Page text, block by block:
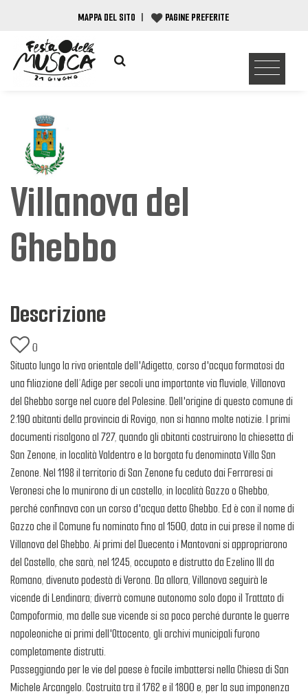
MAPPA DEL SITO | PAGINE PREFERITE
Villanova del
Ghebbo
Descrizione
0
Situato lungo la riva orientale dell'Adigetto, corso d'acqua formatosi da
una filiazione dell’Adige per secoli una importante via fluviale, Villanova
del Ghebbo sorge nel cuore del Polesine. Dell'origine di questo comune di
2.190 abitanti della provincia di Rovigo, non si hanno molte notizie. I primi
documenti risalgono al 727, quando gli abitanti costruirono la chiesetta di
San Zenone, in località Valdentro e la borgata fu denominata Villa San
Zenone. Nel 1198 il territorio di San Zenone fu ceduto dai Ferraresi ai
Veronesi che lo munirono di un castello, in località Gazzo o Ghebbo,
perché confinava con un corso d'acqua detto Ghebbo. Ed è con il nome di
Gazzo che il Comune fu nominato fino al 1500, data in cui prese il nome di
Villanova del Ghebbo. Ai primi del Duecento i Mantovani si appropriarono
del Castello, che sarà, nel 1245, occupato e distrutto da Ezelino III da
Romano, divenuto podestà di Verona. Da allora, Villanova seguirà le
vicende di Lendinara; diverrà comune autonomo solo dopo il Trattato di
Campoformio, ma delle sue vicende si sa poco perché durante le guerre
napoleoniche ai primi dell'Ottocento, gli archivi municipali furono
completamente distrutti.
Passeggiando per le vie del paese è facile imbattersi nella Chiesa di San
Michele Arcangelo. Costruita tra il 1762 e il 1800 e, per la sua imponenza